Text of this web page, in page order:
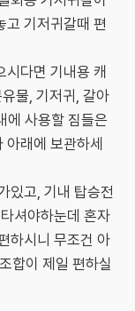
고 기저귀갈때 편
시다면 기내용 캐
물, 기저귀, 갈아
에 사용할 짐들은
래에 보관하세
있고, 기내 탑승전
셔야하눈데 혼자
하시니 무조건 아
합이 제일 편하실